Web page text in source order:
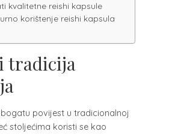
kvalitetne reishi kapsule
korištenje reishi kapsula
tradicija
povijest u tradicionalnoj
stoljećima koristi se kao